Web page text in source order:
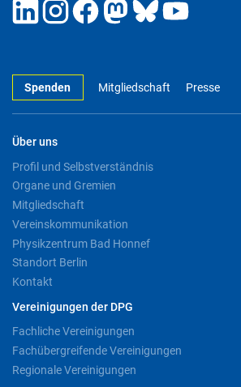
Spenden Mitgliedschaft Presse
Über uns
Profil und Selbstverständnis
Organe und Gremien
Mitgliedschaft
Vereinskommunikation
Physikzentrum Bad Honnef
Standort Berlin
Kontakt
Vereinigungen der DPG
Fachliche Vereinigungen
Fachübergreifende Vereinigungen
Regionale Vereinigungen